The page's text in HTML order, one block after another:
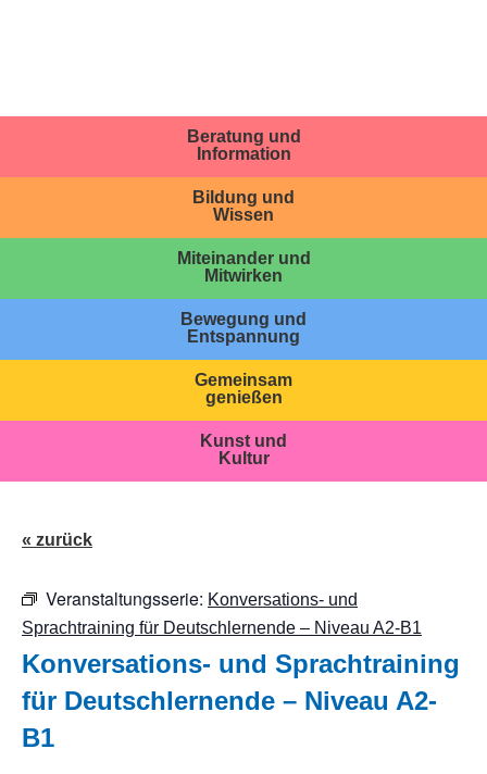
Beratung und
Information
Bildung und
Wissen
Miteinander und
Mitwirken
Bewegung und
Entspannung
Gemeinsam
genießen
Kunst und
Kultur
« zurück
Veranstaltungsserie: Konversations- und
Sprachtraining für Deutschlernende – Niveau A2-B1
Konversations- und Sprachtraining
für Deutschlernende – Niveau A2-
B1